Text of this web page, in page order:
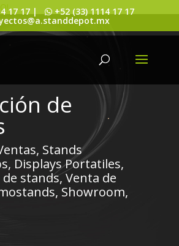
17 17 | +52 (33) 1114 17 17
de
Stands
Displays Portatiles,
de stands, Venta de
Showroom,